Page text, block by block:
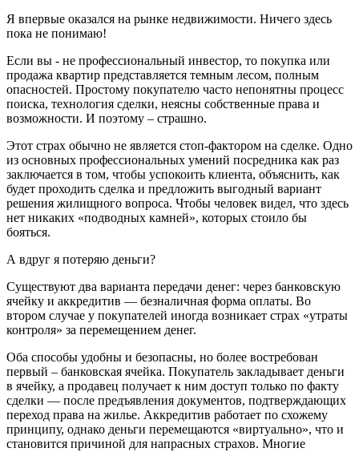
Я впервые оказался на рынке недвижимости. Ничего здесь
пока не понимаю!
Если вы - не профессиональный инвестор, то покупка или
продажа квартир представляется темным лесом, полным
опасностей. Простому покупателю часто непонятны процесс
поиска, технология сделки, неясны собственные права и
возможности. И поэтому – страшно.
Этот страх обычно не является стоп-фактором на сделке. Одно
из основных профессиональных умений посредника как раз
заключается в том, чтобы успокоить клиента, объяснить, как
будет проходить сделка и предложить выгодный вариант
решения жилищного вопроса. Чтобы человек видел, что здесь
нет никаких «подводных камней», которых стоило бы
бояться.
А вдруг я потеряю деньги?
Существуют два варианта передачи денег: через банковскую
ячейку и аккредитив — безналичная форма оплаты. Во
втором случае у покупателей иногда возникает страх «утраты
контроля» за перемещением денег.
Оба способы удобны и безопасны, но более востребован
первый – банковская ячейка. Покупатель закладывает деньги
в ячейку, а продавец получает к ним доступ только по факту
сделки — после предъявления документов, подтверждающих
переход права на жилье. Аккредитив работает по схожему
принципу, однако деньги перемещаются «виртуально», что и
становится причиной для напрасных страхов. Многие